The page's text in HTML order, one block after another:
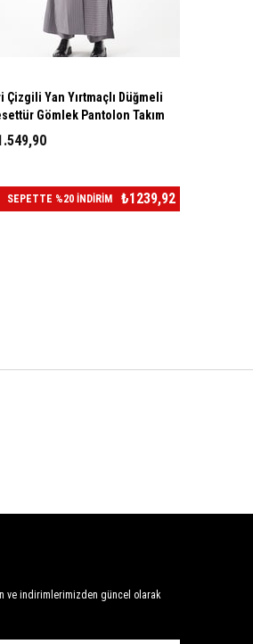
Çizgili Yan Yırtmaçlı Düğmeli
Gömlek Pantolon Takım
SEPETTE %20 İNDİRİM ₺1239,92
ve indirimlerimizden güncel olarak